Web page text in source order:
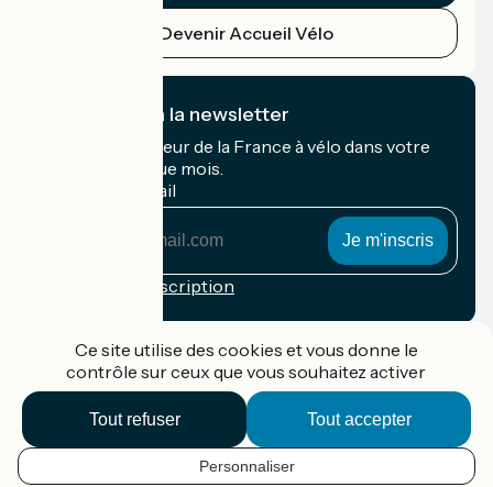
FR
Devenir Accueil Vélo
Je m'abonne à la newsletter
Recevez le meilleur de la France à vélo dans votre
boîte mail chaque mois.
Mon adresse mail
Conditions d'inscription
Accueil Vélo Pro
Contact
Mentions légales
Ce site utilise des cookies et vous donne le
contrôle sur ceux que vous souhaitez activer
Tout accepter
Tout refuser
Personnaliser